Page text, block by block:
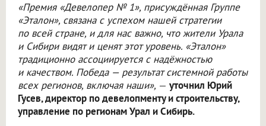
«Премия «Девелопер № 1», присуждённая Группе
«Эталон», связана с успехом нашей стратегии
по всей стране, и для нас важно, что жители Урала
и Сибири видят и ценят этот уровень. «Эталон»
традиционно ассоциируется с надёжностью
и качеством. Победа — результат системной работы
всех регионов, включая наши», — уточнил Юрий
Гусев, директор по девелопменту и строительству,
управление по регионам Урал и Сибирь.